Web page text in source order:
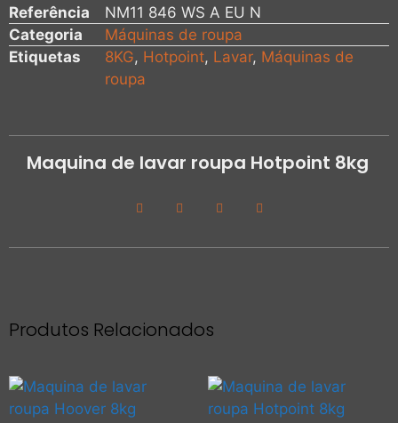
Referência
NM11 846 WS A EU N
Categoria
Máquinas de roupa
Etiquetas
8KG, Hotpoint, Lavar, Máquinas de
roupa
Maquina de lavar roupa Hotpoint 8kg
Produtos Relacionados